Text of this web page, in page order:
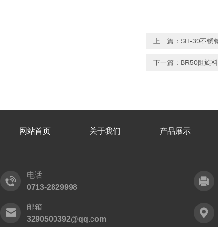
上一篇： SH-39不锈
下一篇： BR50阻旋
网站首页 关于我们 产品展示
电话
0713-2829998
邮箱
3290500392@qq.com